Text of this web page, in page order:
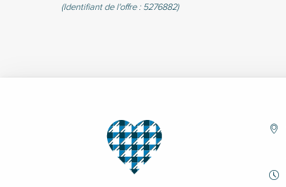
(Identifiant de l'offre : 5276882)